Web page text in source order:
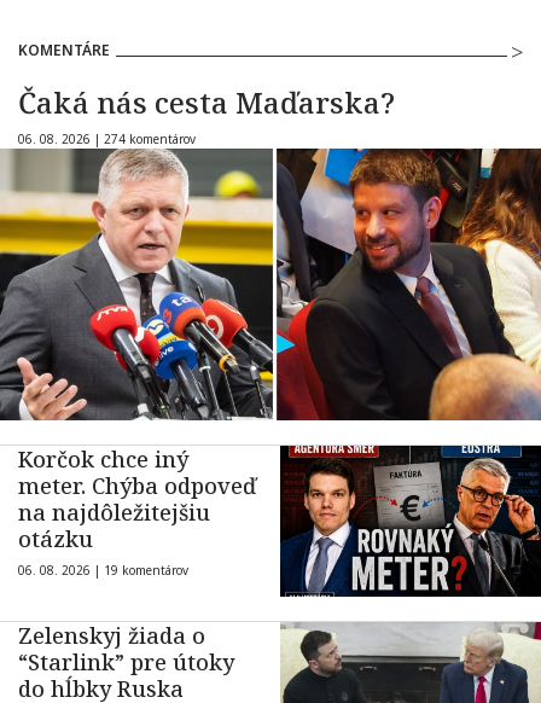
KOMENTÁRE
Čaká nás cesta Maďarska?
06. 08. 2026 | 274 komentárov
Korčok chce iný
meter. Chýba odpoveď
na najdôležitejšiu
otázku
06. 08. 2026 | 19 komentárov
Zelenskyj žiada o
“Starlink” pre útoky
do hĺbky Ruska